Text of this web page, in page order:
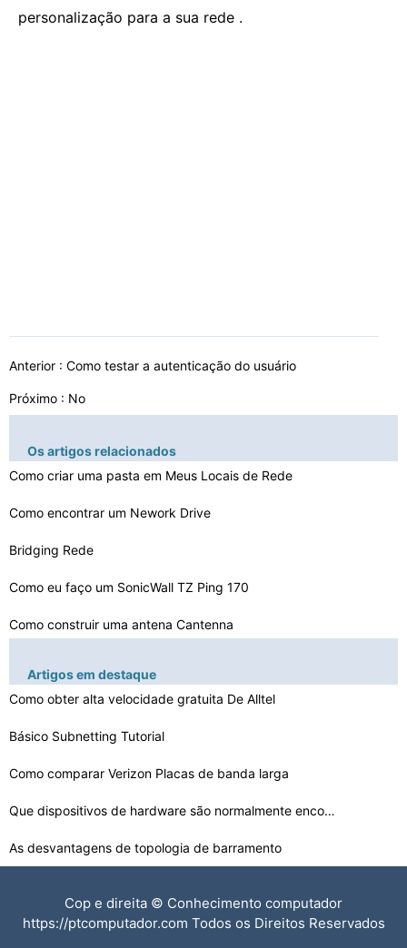
personalização para a sua rede .
Anterior : Como testar a autenticação do usuário
Próximo : No
Os artigos relacionados
Como criar uma pasta em Meus Locais de Rede
Como encontrar um Nework Drive
Bridging Rede
Como eu faço um SonicWall TZ Ping 170
Como construir uma antena Cantenna
Como Usar Um Dial Up para dois computadores
Como conectar um Hub para um PC com um cabo
Como Entre para RoadRunner
Como faço para configurar e configurar um VoIP Call Ce…
Artigos em destaque
Como obter alta velocidade gratuita De Alltel
Básico Subnetting Tutorial
Como comparar Verizon Placas de banda larga
Que dispositivos de hardware são normalmente encontrad…
As desvantagens de topologia de barramento
Como fazer upload de arquivos de música de graça
Cop e direita © Conhecimento computador
https://ptcomputador.com Todos os Direitos Reservados